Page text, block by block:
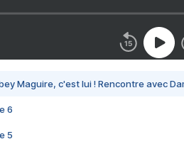
Maguire, c'est lui ! Rencontre avec
6
5